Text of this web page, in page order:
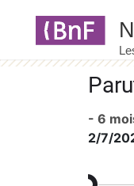
- 6
2/7/